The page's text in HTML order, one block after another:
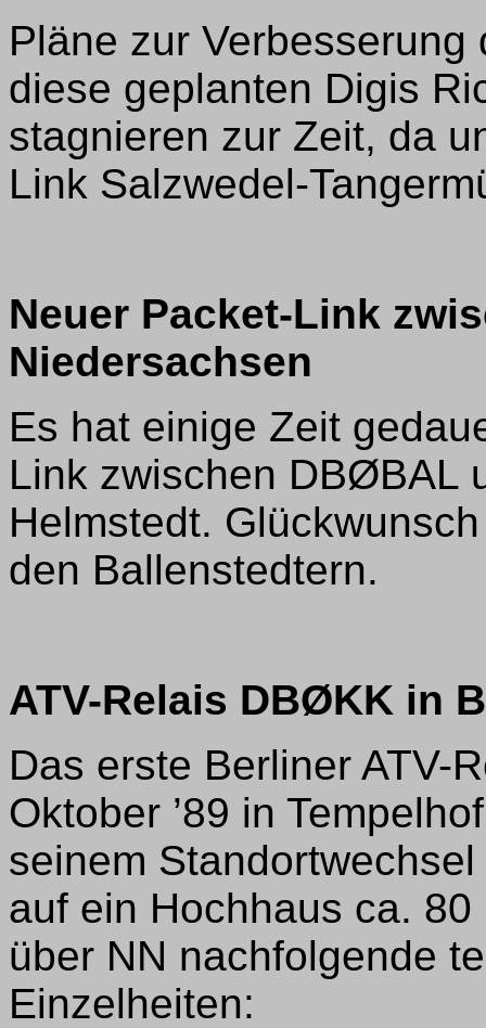
Pläne zur
diese geplanten Digis
stagnieren zur Zeit, da
Link Salzwedel-
Neuer Packet-Link
Niedersachsen
Es hat einige Zeit
Link zwischen DBØBAL
Helmstedt.
den Ballenstedtern.
ATV-Relais DBØKK in
Das erste Berliner ATV-
Oktober ’89 in
seinem
auf ein Hochhaus ca.
über NN nachfolgende
Einzelheiten: